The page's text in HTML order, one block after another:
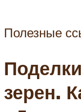
Полезные
зерен.